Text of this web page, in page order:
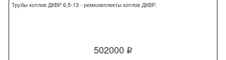
Трубы котлов ДКВР 6,5-13 - ремкомплекты котлов ДКВР.
502000 q